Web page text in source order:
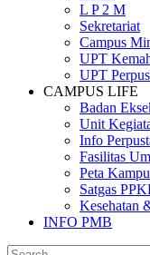
L P 2 M
Sekretariat
Campus
UPT
UPT
CAMPUS LIFE
Badan
Unit
Info
Fasilitas
Peta
Satgas
Kesehatan
INFO PMB